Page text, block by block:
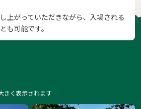
上がっていただきながら、入場される
も可能です。
きく表示されます